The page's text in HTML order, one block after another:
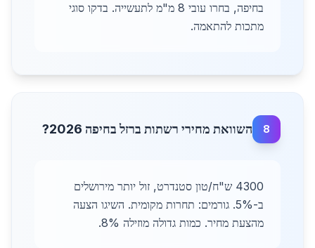
בחיפה, בחרו עובי 8 מ"מ לתעשייה. בדקו סוגי
מתכות להתאמה.
8 השוואת מחירי רשתות ברזל בחיפה 2026?
4300 ש"ח/טון סטנדרט, זול יותר מירושלים
ב-5%. גורמים: תחרות מקומית. השיגו הצעה
מהצעת מחיר. כמות גדולה מוזילה 8%.